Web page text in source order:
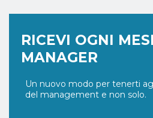
RICEVI OGNI
MANAGER
Un nuovo modo per tenerti
del management e non solo.